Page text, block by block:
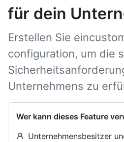
für dein
Erstellen Sie
configuration, um die
Unternehmens zu
Wer kann dieses Feature
Unternehmensbesitzer